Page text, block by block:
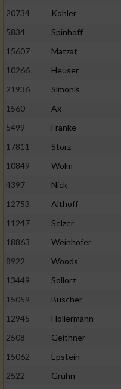
20734
Kohler
5834
Spinhoff
15607
Matzat
10266
Heuser
21936
Simonis
1560
Ax
5499
Franke
17811
Storz
10849
Wölm
4397
Nick
12753
Althoff
11247
Selzer
18863
Weinhofer
8922
Woods
13449
Sollorz
15059
Buscher
12945
Höllermann
2508
Geithner
15062
Epstein
2522
Gruhn